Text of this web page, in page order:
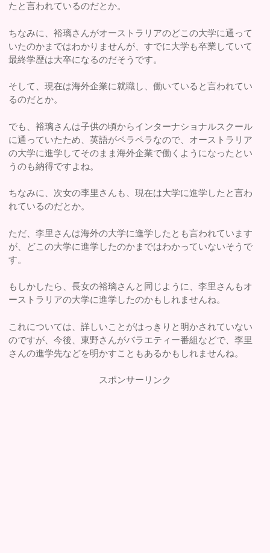
たと言われているのだとか。
ちなみに、裕璃さんがオーストラリアのどこの大学に通って
いたのかまではわかりませんが、すでに大学も卒業していて
最終学歴は大卒になるのだそうです。
そして、現在は海外企業に就職し、働いていると言われてい
るのだとか。
でも、裕璃さんは子供の頃からインターナショナルスクール
に通っていたため、英語がペラペラなので、オーストラリア
の大学に進学してそのまま海外企業で働くようになったとい
うのも納得ですよね。
ちなみに、次女の李里さんも、現在は大学に進学したと言わ
れているのだとか。
ただ、李里さんは海外の大学に進学したとも言われています
が、どこの大学に進学したのかまではわかっていないそうで
す。
もしかしたら、長女の裕璃さんと同じように、李里さんもオ
ーストラリアの大学に進学したのかもしれませんね。
これについては、詳しいことがはっきりと明かされていない
のですが、今後、東野さんがバラエティー番組などで、李里
さんの進学先などを明かすこともあるかもしれませんね。
スポンサーリンク